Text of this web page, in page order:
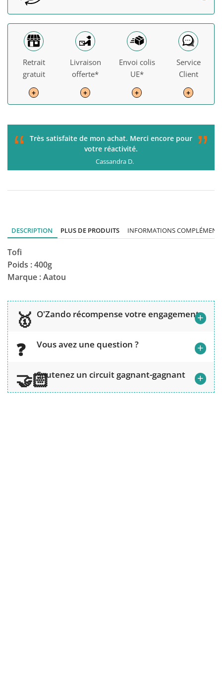
Retrait
gratuit
+
Livraison
offerte*
+
Envoi colis
UE*
+
Service
Client
+
“
C'était parfait de la commande à la livraison. Je
recommande !
Gérard H. ”
DESCRIPTION PLUS DE PRODUITS INFORMATIONS
Tofi
Poids : 400g
Marque : Aatou
O'Zando récompense votre engagement+
Vous avez une question ? +
Soutenez un circuit gagnant-gagnant +